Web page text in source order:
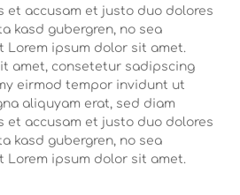
et accusam et justo duo dolores
kasd gubergren, no sea
Lorem ipsum dolor sit amet.
amet, consetetur sadipscing
eirmod tempor invidunt ut
aliquyam erat, sed diam
et accusam et justo duo dolores
kasd gubergren, no sea
Lorem ipsum dolor sit amet.